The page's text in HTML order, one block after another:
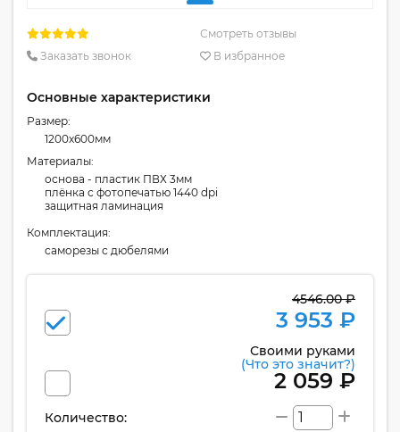
Смотреть отзывы
Заказать звонок
В избранное
Основные характеристики
Размер:
1200x600мм
Материалы:
основа - пластик ПВХ 3мм
плёнка с фотопечатью 1440 dpi
защитная ламинация
Комплектация:
cаморезы с дюбелями
4546.00 ₽
3 953 ₽
Своими руками
(Что это значит?)
2 059 ₽
Количество: